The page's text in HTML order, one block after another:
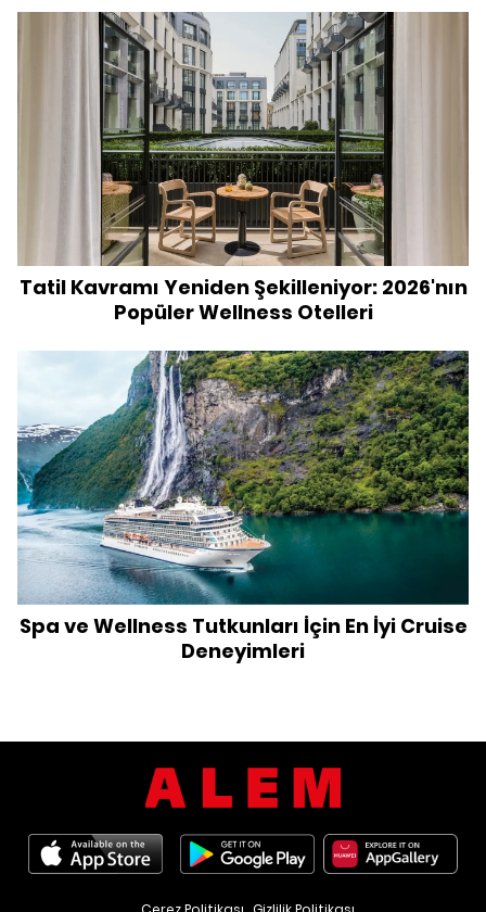
Tatil Kavramı Yeniden Şekilleniyor: 2026'nın
Popüler Wellness Otelleri
Spa ve Wellness Tutkunları İçin En İyi Cruise
Deneyimleri